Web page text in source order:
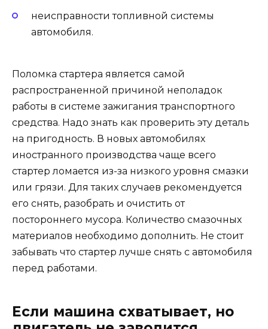
неисправности топливной системы
автомобиля.
Поломка стартера является самой
распространенной причиной неполадок
работы в системе зажигания транспортного
средства. Надо знать как проверить эту деталь
на пригодность. В новых автомобилях
иностранного производства чаще всего
стартер ломается из-за низкого уровня смазки
или грязи. Для таких случаев рекомендуется
его снять, разобрать и очистить от
постороннего мусора. Количество смазочных
материалов необходимо дополнить. Не стоит
забывать что стартер лучше снять с автомобиля
перед работами.
Если машина схватывает, но